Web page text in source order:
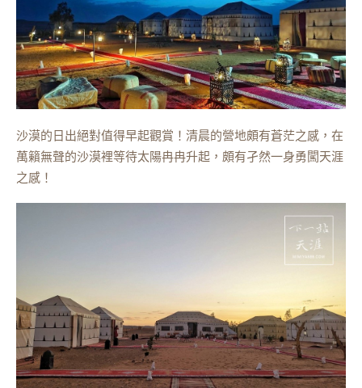
沙漠的日出絕對值得早起觀賞！清晨的營地頗有蒼茫之感，在
萬籟無聲的沙漠裡等待太陽冉冉升起，頗有孑然一身勇闖天涯
之感！